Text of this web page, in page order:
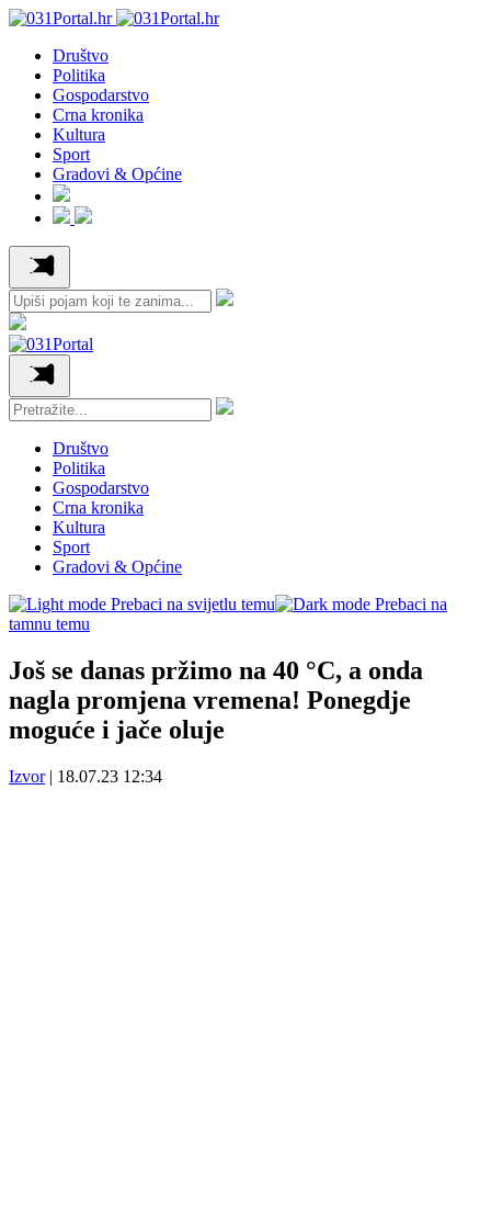
Društvo
Politika
Gospodarstvo
Crna kronika
Kultura
Sport
Gradovi & Općine
Društvo
Politika
Gospodarstvo
Crna kronika
Kultura
Sport
Gradovi & Općine
Prebaci na svijetlu temu
Prebaci na
tamnu temu
Još se danas pržimo na 40 °C, a onda
nagla promjena vremena! Ponegdje
moguće i jače oluje
Izvor | 18.07.23 12:34